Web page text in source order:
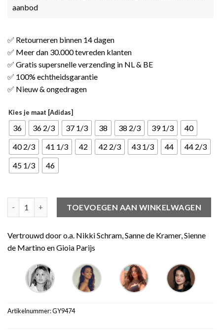
aanbod
✅ Retourneren binnen 14 dagen
✅ Meer dan 30.000 tevreden klanten
✅ Gratis supersnelle verzending in NL & BE
✅ 100% echtheidsgarantie
✅ Nieuw & ongedragen
Kies je maat [Adidas]
36 36 2/3 37 1/3 38 38 2/3 39 1/3
40
40 2/3
41 1/3 42 42 2/3 43 1/3 44
44 2/3
45 1/3
46
TOEVOEGEN AAN WINKELWAGEN
Vertrouwd door o.a. Nikki Schram, Sanne de Kramer, Sienne
de Martino en Gioia Parijs
Artikelnummer:GY9474